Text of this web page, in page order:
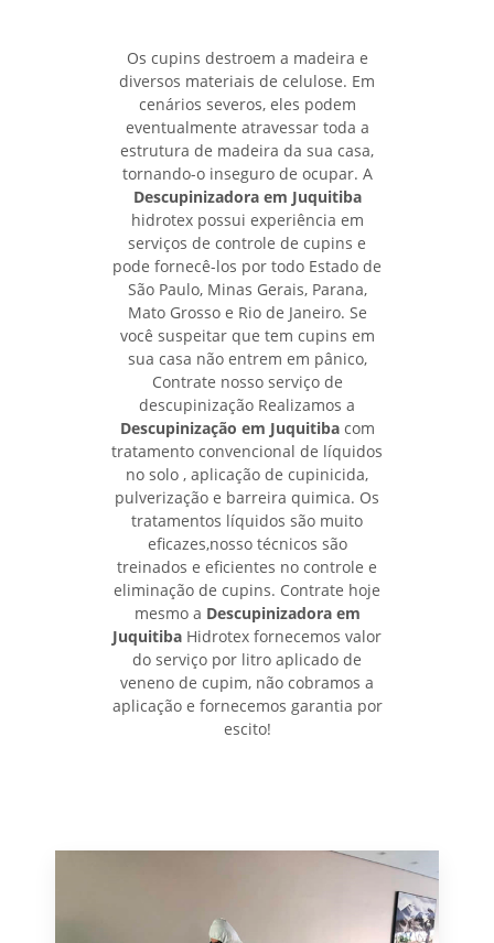
Os cupins destroem a madeira e
diversos materiais de celulose. Em
cenários severos, eles podem
eventualmente atravessar toda a
estrutura de madeira da sua casa,
tornando-o inseguro de ocupar. A
Descupinizadora em Juquitiba
hidrotex possui experiência em
serviços de controle de cupins e
pode fornecê-los por todo Estado de
São Paulo, Minas Gerais, Parana,
Mato Grosso e Rio de Janeiro. Se
você suspeitar que tem cupins em
sua casa não entrem em pânico,
Contrate nosso serviço de
descupinização Realizamos a
Descupinização em Juquitibacom
tratamento convencional de líquidos
no solo , aplicação de cupinicida,
pulverização e barreira quimica. Os
tratamentos líquidos são muito
eficazes,nosso técnicos são
treinados e eficientes no controle e
eliminação de cupins. Contrate hoje
mesmo a Descupinizadora em
Juquitiba Hidrotex fornecemos valor
do serviço por litro aplicado de
veneno de cupim, não cobramos a
aplicação e fornecemos garantia por
escito!